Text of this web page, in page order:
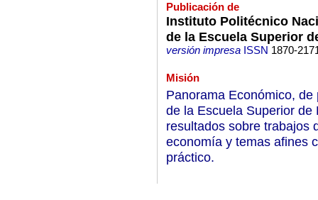
Publicación de
Instituto Politécnico
de la Escuela Superior
versión impresaISSN 1870-
Misión
Panorama Económico,
de la Escuela Superior
resultados sobre trabajos
economía y temas afines
práctico.